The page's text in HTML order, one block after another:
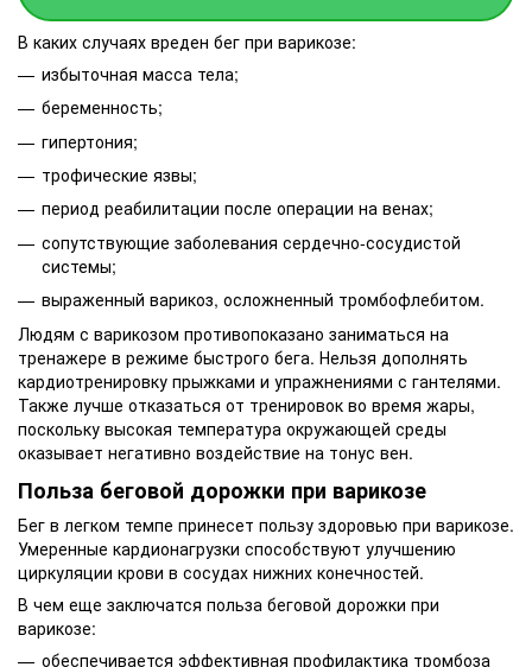
В каких случаях вреден бег при варикозе:
избыточная масса тела;
беременность;
гипертония;
трофические язвы;
период реабилитации после операции на венах;
сопутствующие заболевания сердечно-сосудистой
системы;
выраженный варикоз, осложненный тромбофлебитом.
Людям с варикозом противопоказано заниматься на
тренажере в режиме быстрого бега. Нельзя дополнять
кардиотренировку прыжками и упражнениями с гантелями.
Также лучше отказаться от тренировок во время жары,
поскольку высокая температура окружающей среды
оказывает негативно воздействие на тонус вен.
Польза беговой дорожки при варикозе
Бег в легком темпе принесет пользу здоровью при варикозе.
Умеренные кардионагрузки способствуют улучшению
циркуляции крови в сосудах нижних конечностей.
В чем еще заключатся польза беговой дорожки при
варикозе:
обеспечивается эффективная профилактика тромбоза